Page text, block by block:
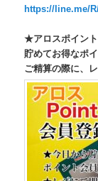
https://line.me/
★アロスポイン
貯めてお得なポ
ご精算の際に、